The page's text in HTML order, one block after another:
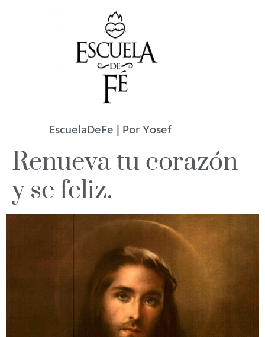
EscuelaDeFe | Por Yosef
Renueva tu corazón
y se feliz.